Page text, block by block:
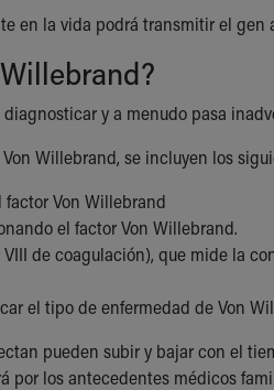
en la vida podrá transmitir el gen
y a menudo pasa
Willebrand, se incluyen los
Von Willebrand
el factor Von Willebrand.
de coagulación), que mide la
el tipo de enfermedad de Von
pueden subir y bajar con el
por los antecedentes médicos